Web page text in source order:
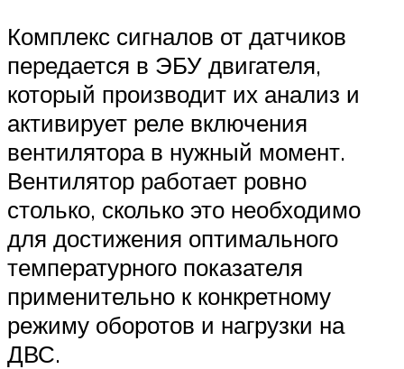
Комплекс сигналов от датчиков
передается в ЭБУ двигателя,
который производит их анализ и
активирует реле включения
вентилятора в нужный момент.
Вентилятор работает ровно
столько, сколько это необходимо
для достижения оптимального
температурного показателя
применительно к конкретному
режиму оборотов и нагрузки на
ДВС.